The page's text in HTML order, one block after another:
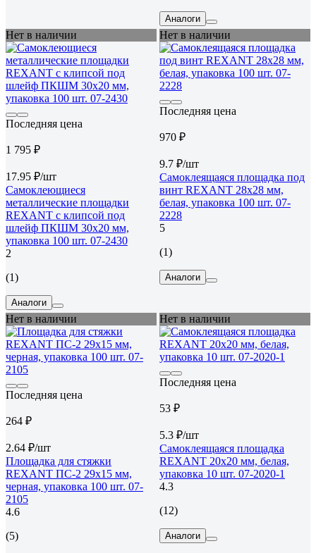
Аналоги
Нет в наличии
Последняя цена
1 795 ₽
17.95 ₽/шт
Самоклеющиеся
металлические площадки
REXANT с клипсой под
шлейф ПКШМ 30x20 мм,
упаковка 100 шт. 07-2430
2
(1)
Аналоги
Нет в наличии
Последняя цена
970 ₽
9.7 ₽/шт
Самоклеящаяся площадка под
винт REXANT 28x28 мм,
белая, упаковка 100 шт. 07-
2228
5
(1)
Аналоги
Нет в наличии
Последняя цена
264 ₽
2.64 ₽/шт
Площадка для стяжки
REXANT ПС-2 29x15 мм,
черная, упаковка 100 шт. 07-
2105
4.6
(5)
Нет в наличии
Последняя цена
53 ₽
5.3 ₽/шт
Самоклеящаяся площадка
REXANT 20x20 мм, белая,
упаковка 10 шт. 07-2020-1
4.3
(12)
Аналоги